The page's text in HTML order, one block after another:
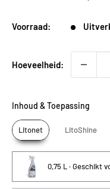
Voorraad:
Hoeveelheid:
Inhoud & Toepassing
Litonet LitoShine
0,75 L · Geschikt